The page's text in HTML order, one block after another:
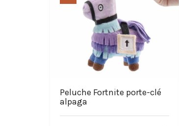
Peluche Fortnite porte-clé
alpaga